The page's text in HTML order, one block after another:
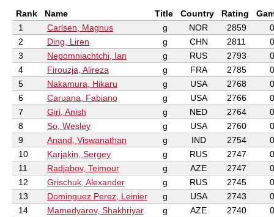
Rank
Name Title Country Rating
1
Carlsen, Magnus g NOR 2859
0
2
Ding, Liren g CHN 2811
0
3
Nepomniachtchi, Ian g RUS 2793
0
4
Firouzja, Alireza g FRA 2785
0
5
Nakamura, Hikaru g USA 2768
0
6
Caruana, Fabiano g USA 2766
0
7
Giri, Anish g NED 2764
0
8
So, Wesley g USA 2760
0
9
Anand, Viswanathan g IND 2754
0
10
Karjakin, Sergey g RUS 2747
0
11
Radjabov, Teimour g AZE 2747
0
12
Grischuk, Alexander g RUS 2745
0
13
Dominguez Perez, Leinier g USA 2743
0
14
Mamedyarov, Shakhriyar g AZE 2740
0